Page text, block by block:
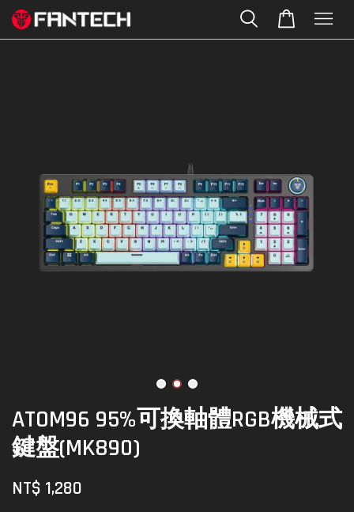
ATOM96 95%可換軸體RGB機械式
鍵盤(MK890)
NT$ 1,280